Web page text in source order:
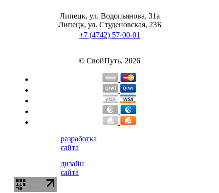
Липецк, ул. Водопьянова, 31а
Липецк, ул. Студеновская, 23Б
+7 (4742) 57-00-01
© СвойПуть, 2026
разработка
сайта
дизайн
сайта